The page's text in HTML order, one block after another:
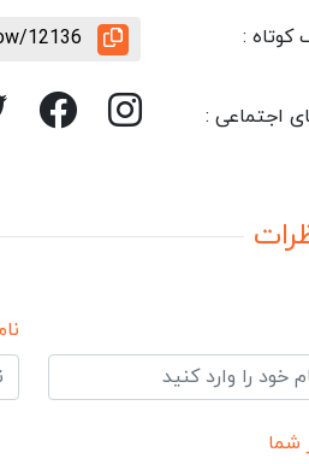
کوتاه : 12136
اجتماعی :
شما